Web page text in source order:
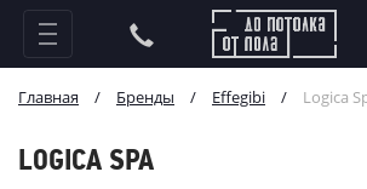
Главная / Бренды / Effegibi / Logica
LOGICA SPA